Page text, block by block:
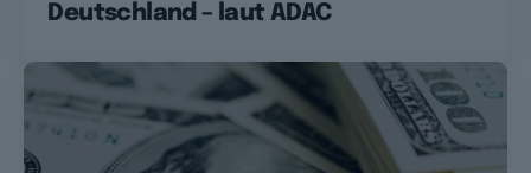
Deutschland – laut ADAC